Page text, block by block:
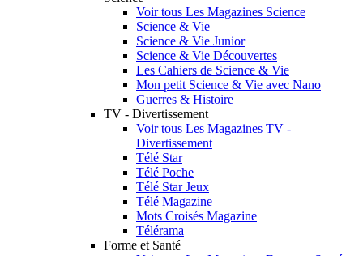
Voir tous Les Magazines Science
Science & Vie
Science & Vie Junior
Science & Vie Découvertes
Les Cahiers de Science & Vie
Mon petit Science & Vie avec Nano
Guerres & Histoire
TV - Divertissement
Voir tous Les Magazines TV -
Divertissement
Télé Star
Télé Poche
Télé Star Jeux
Télé Magazine
Mots Croisés Magazine
Télérama
Forme et Santé